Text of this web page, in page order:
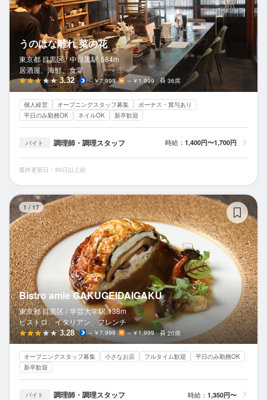
うのはな離れ 菜の花
東京都 目黒区 / 中目黒駅 584m
居酒屋、海鮮、食堂
3.32 ～￥7,999 ～￥1,999 36席
個人経営 オープニングスタッフ募集
ボーナス・賞与あり
平日のみ勤務OK
ネイルOK 新卒歓迎
バイト 調理師・調理スタッフ 時給： 1,400円〜1,700円
最終更新日：30日以上前
1 / 17
Bistro amie GAKUGEIDAIGAKU
東京都 目黒区 / 学芸大学駅 138m
ビストロ、イタリアン、フレンチ
3.28 ～￥7,999 ～￥1,999 20席
オープニングスタッフ募集 小さなお店 フルタイム歓迎
平日のみ勤務OK
新卒歓迎
バイト 調理師・調理スタッフ 時給： 1,350円〜